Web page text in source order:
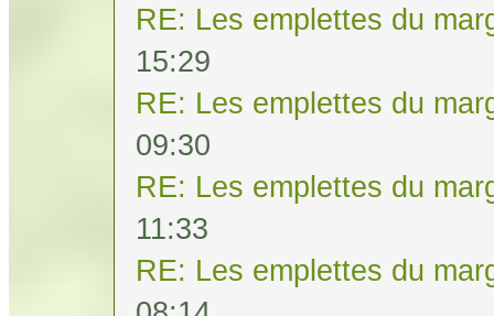
RE: Les emplettes du
15:29
RE: Les emplettes du
09:30
RE: Les emplettes du
11:33
RE: Les emplettes du